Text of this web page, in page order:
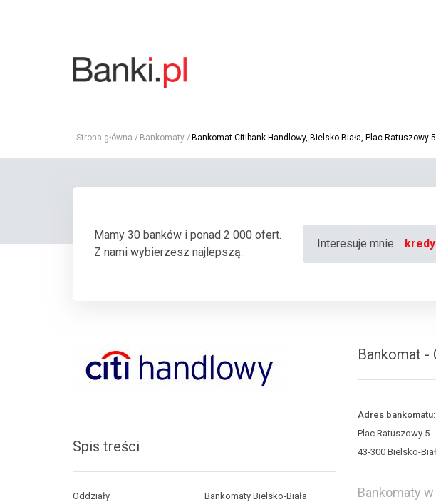
Strona główna Bankomaty Bankomat Citibank Handlowy, Bielsko-Biała, Plac Ratuszowy 5
Mamy 30 banków i ponad 2 000 ofert.
Z nami wybierzesz najlepszą.
Interesuje mnie
Spis treści
Oddziały
Bankomaty Bielsko-Biała
Bankomat -
Adres bankomatu:
Plac Ratuszowy 5
43-300 Bielsko-
Bankomaty